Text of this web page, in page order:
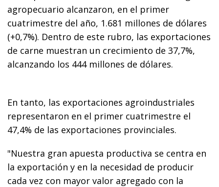
agropecuario alcanzaron, en el primer
cuatrimestre del año, 1.681 millones de dólares
(+0,7%). Dentro de este rubro, las exportaciones
de carne muestran un crecimiento de 37,7%,
alcanzando los 444 millones de dólares.
En tanto, las exportaciones agroindustriales
representaron en el primer cuatrimestre el
47,4% de las exportaciones provinciales.
"Nuestra gran apuesta productiva se centra en
la exportación y en la necesidad de producir
cada vez con mayor valor agregado con la